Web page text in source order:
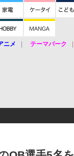
ニメ テーマパーク